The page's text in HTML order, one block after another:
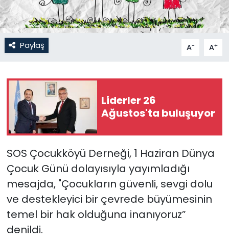
Paylaş A- A+
Liderler 26
Ağustos'ta buluşuyor
SOS Çocukköyü Derneği, 1 Haziran Dünya
Çocuk Günü dolayısıyla yayımladığı
mesajda, "Çocukların güvenli, sevgi dolu
ve destekleyici bir çevrede büyümesinin
temel bir hak olduğuna inanıyoruz”
denildi.
Otomobil Dünyası
Politika
Spor
Teknoloji
TÜRKiYE
Video Galeri
YAŞAM
Yazarlar